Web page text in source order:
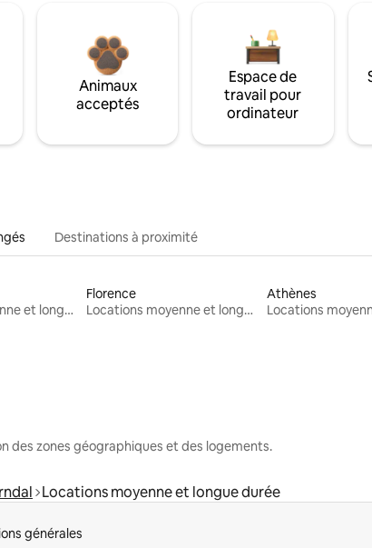
Animaux
acceptés
Espace de
travail pour
ordinateur
Destinations à proximité
Locations moyenne et longue durée
Florence
Locations moyenne et longue durée
Athènes
des zones géographiques et des logements.
Locations moyenne et longue durée
générales